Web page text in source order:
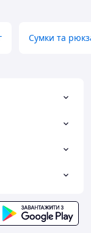
Сумки та